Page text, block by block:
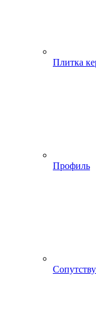
Плитка
Профиль